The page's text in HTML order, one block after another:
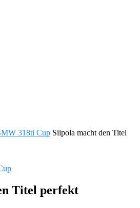
318ti Cup Siipola macht den Titel
Titel perfekt